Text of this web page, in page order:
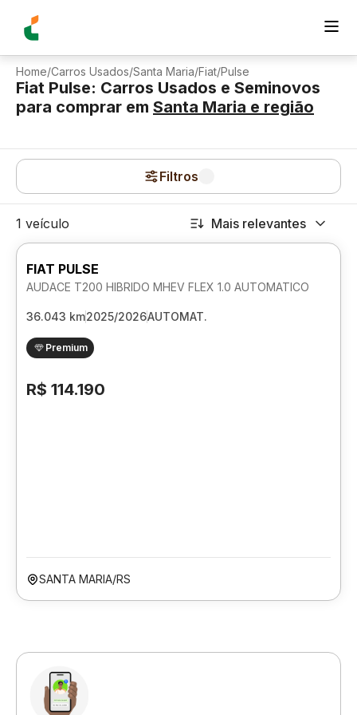
Home/Carros Usados/Santa Maria/Fiat/Pulse
Fiat Pulse: Carros Usados e Seminovos
para comprar em Santa Maria e região
Filtros
1 veículo Mais relevantes
FIAT PULSE
AUDACE T200 HIBRIDO MHEV FLEX 1.0 AUTOMATICO
36.043 km2025/2026AUTOMAT.
Premium
R$ 114.190
SANTA MARIA/RS